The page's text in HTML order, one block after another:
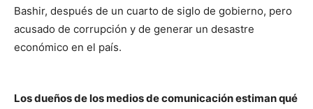
Bashir, después de un cuarto de siglo de gobierno, pero
acusado de corrupción y de generar un desastre
económico en el país.
Los dueños de los medios de comunicación estiman qué